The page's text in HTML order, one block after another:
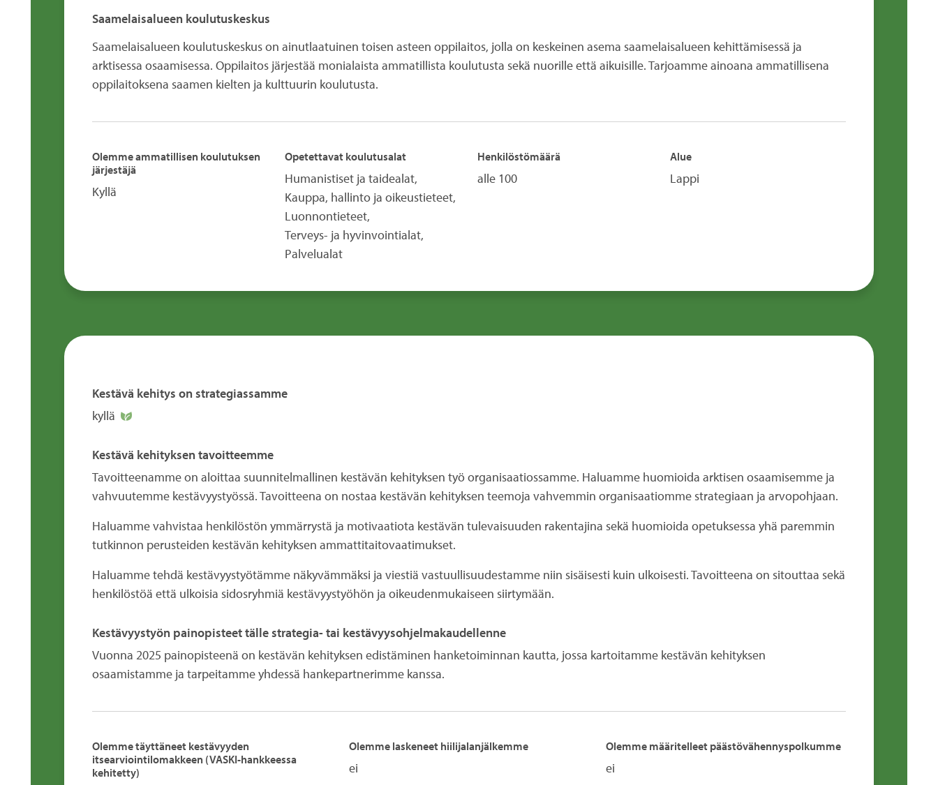
Saamelaisalueen koulutuskeskus
Saamelaisalueen koulutuskeskus on ainutlaatuinen toisen asteen oppilaitos, jolla on keskeinen asema saamelaisalueen kehittämisessä ja
arktisessa osaamisessa. Oppilaitos järjestää monialaista ammatillista koulutusta sekä nuorille että aikuisille. Tarjoamme ainoana ammatillisena
oppilaitoksena saamen kielten ja kulttuurin koulutusta.
Olemme ammatillisen koulutuksen
järjestäjä
Kyllä
Opetettavat koulutusalat
Humanistiset ja taidealat,
Kauppa, hallinto ja oikeustieteet,
Luonnontieteet,
Terveys- ja hyvinvointialat,
Palvelualat
Henkilöstömäärä
alle 100
Alue
Lappi
Kestävä kehitys on strategiassamme
kyllä
Kestävä kehityksen tavoitteemme
Tavoitteenamme on aloittaa suunnitelmallinen kestävän kehityksen työ organisaatiossamme. Haluamme huomioida arktisen osaamisemme ja
vahvuutemme kestävyystyössä. Tavoitteena on nostaa kestävän kehityksen teemoja vahvemmin organisaatiomme strategiaan ja arvopohjaan.
Haluamme vahvistaa henkilöstön ymmärrystä ja motivaatiota kestävän tulevaisuuden rakentajina sekä huomioida opetuksessa yhä paremmin
tutkinnon perusteiden kestävän kehityksen ammattitaitovaatimukset.
Haluamme tehdä kestävyystyötämme näkyvämmäksi ja viestiä vastuullisuudestamme niin sisäisesti kuin ulkoisesti. Tavoitteena on sitouttaa sekä
henkilöstöä että ulkoisia sidosryhmiä kestävyystyöhön ja oikeudenmukaiseen siirtymään.
Kestävyystyön painopisteet tälle strategia- tai kestävyysohjelmakaudellenne
Vuonna 2025 painopisteenä on kestävän kehityksen edistäminen hanketoiminnan kautta, jossa kartoitamme kestävän kehityksen
osaamistamme ja tarpeitamme yhdessä hankepartnerimme kanssa.
Olemme täyttäneet kestävyyden
itsearviointilomakkeen (VASKI-hankkeessa
kehitetty)
Olemme laskeneet hiilijalanjälkemme
ei
Olemme määritelleet päästövähennyspolkumme
ei